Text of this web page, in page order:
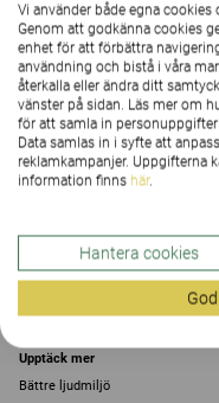
TYGER SOM
Upptäck mer
Bättre ljudmiljö
Vi använder både egna
Genom att godkänna cookies
enhet för att förbättra
användning och bistå i våra
återkalla eller ändra ditt
vänster på sidan. Läs mer om
för att samla in
Data samlas in i syfte att
reklamkampanjer. Uppgifterna
information finns här.
Hantera cookies